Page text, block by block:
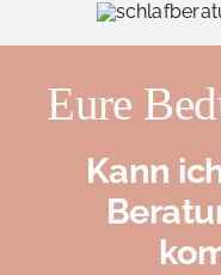
Eure
Kann